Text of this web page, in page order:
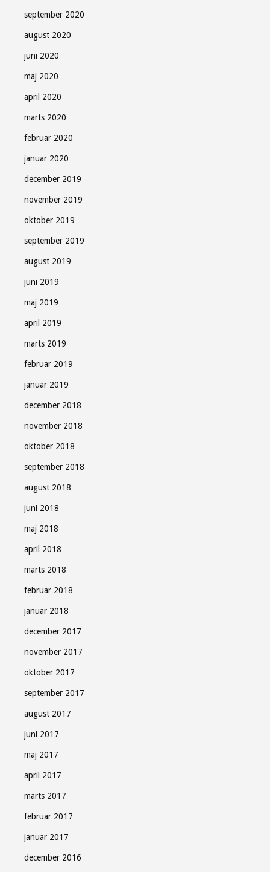
september 2020
august 2020
juni 2020
maj 2020
april 2020
marts 2020
februar 2020
januar 2020
december 2019
november 2019
oktober 2019
september 2019
august 2019
juni 2019
maj 2019
april 2019
marts 2019
februar 2019
januar 2019
december 2018
november 2018
oktober 2018
september 2018
august 2018
juni 2018
maj 2018
april 2018
marts 2018
februar 2018
januar 2018
december 2017
november 2017
oktober 2017
september 2017
august 2017
juni 2017
maj 2017
april 2017
marts 2017
februar 2017
januar 2017
december 2016